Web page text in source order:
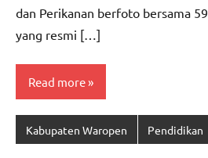
dan Perikanan berfoto bersama
yang resmi […]
Read more
Kabupaten Waropen Pendidikan